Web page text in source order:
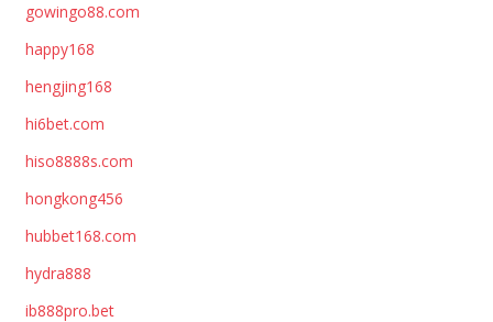
gowingo88.com
happy168
hengjing168
hi6bet.com
hiso8888s.com
hongkong456
hubbet168.com
hydra888
ib888pro.bet